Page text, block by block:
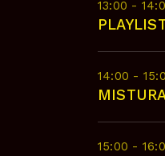
13:00 -
14:00 -
15:00 -